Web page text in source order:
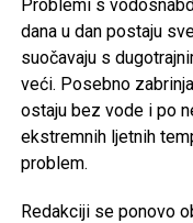
Problemi s
dana u dan postaju
suočavaju s
veći. Posebno
ostaju bez vode i po
ekstremnih ljetnih
problem.
Redakciji se ponovo